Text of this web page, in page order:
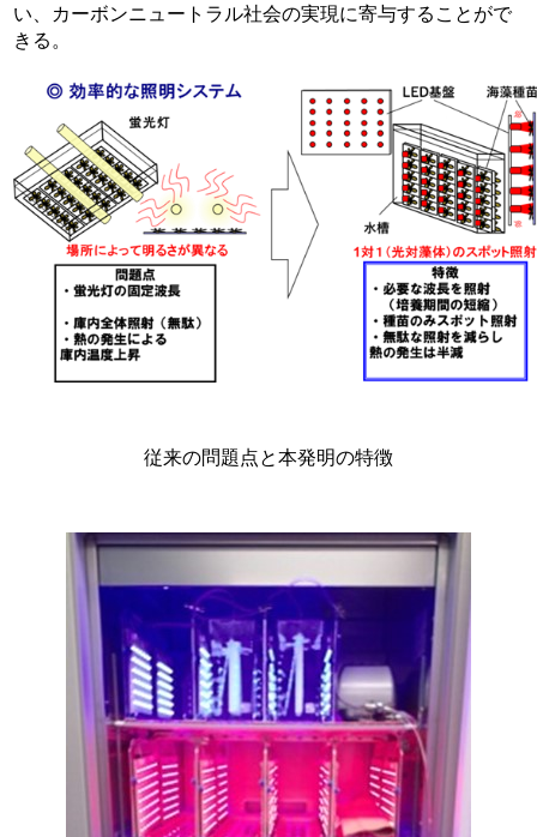
い、カーボンニュートラル社会の実現に寄与することがで
きる。
従来の問題点と本発明の特徴